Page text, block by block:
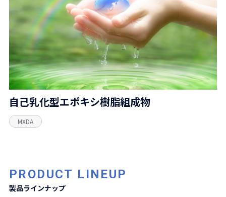
自己乳化型エポキシ樹脂組成物
MXDA
PRODUCT LINEUP
製品ラインナップ